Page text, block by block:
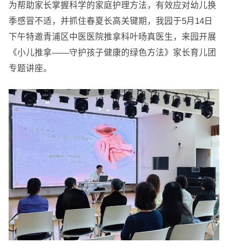
为帮助家长掌握科学的家庭护理方法，有效应对幼儿换
季感冒不适，并抓住春夏长高关键期，我园于5月14日
下午特邀青浦区中医医院推拿科叶旸真医生，来园开展
《小儿推拿——守护孩子健康的绿色方法》家长育儿团
专题讲座。